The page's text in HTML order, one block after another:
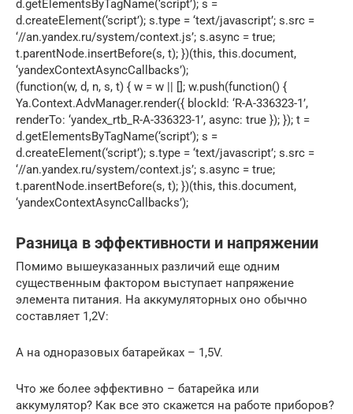
d.getElementsByTagName(‘script’); s =
d.createElement(‘script’); s.type = ‘text/javascript’; s.src =
‘//an.yandex.ru/system/context.js’; s.async = true;
t.parentNode.insertBefore(s, t); })(this, this.document,
‘yandexContextAsyncCallbacks’);
(function(w, d, n, s, t) { w = w || []; w.push(function() {
Ya.Context.AdvManager.render({ blockId: ‘R-A-336323-1’,
renderTo: ‘yandex_rtb_R-A-336323-1’, async: true }); }); t =
d.getElementsByTagName(‘script’); s =
d.createElement(‘script’); s.type = ‘text/javascript’; s.src =
‘//an.yandex.ru/system/context.js’; s.async = true;
t.parentNode.insertBefore(s, t); })(this, this.document,
‘yandexContextAsyncCallbacks’);
Разница в эффективности и напряжении
Помимо вышеуказанных различий еще одним
существенным фактором выступает напряжение
элемента питания. На аккумуляторных оно обычно
составляет 1,2V:
А на одноразовых батарейках – 1,5V.
Что же более эффективно – батарейка или
аккумулятор? Как все это скажется на работе приборов?